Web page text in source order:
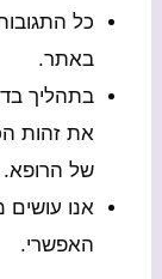
כל
באתר.
בתהליך
את זהות
של הרופא.
אנו
האפשרי.